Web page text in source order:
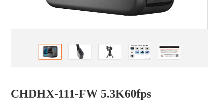
CHDHX-111-FW 5.3K60fps